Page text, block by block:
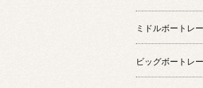
ミドルボートレ
ビッグボートレ